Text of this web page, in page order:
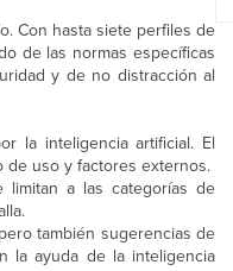
Con hasta siete perfiles de
de las normas específicas
y de no distracción al
la inteligencia artificial. El
de uso y factores externos.
a las categorías de
también sugerencias de
la ayuda de la inteligencia